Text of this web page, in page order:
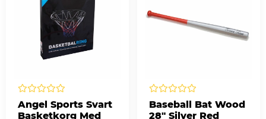
Angel Sports Svart
Basketkorg Med
Baseball Bat Wood
28" Silver Red